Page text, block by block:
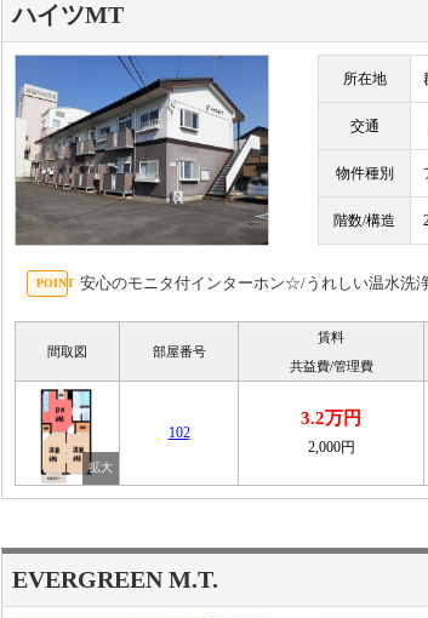
ハイツMT
所在地
交通
物件種別
階数/構造
安心のモニタ付インターホン☆/うれしい温水洗
間取図 部屋番号
賃料
共益費/管理費
102
3.2万円
2,000円
EVERGREEN M.T.